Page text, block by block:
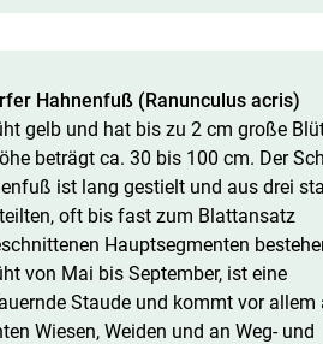
Hahnenfuß (Ranunculus acris)
gelb und hat bis zu 2 cm große
beträgt ca. 30 bis 100 cm. Der
ist lang gestielt und aus drei
oft bis fast zum Blattansatz
Hauptsegmenten
von Mai bis September, ist eine
Staude und kommt vor allem
Wiesen, Weiden und an Weg- und